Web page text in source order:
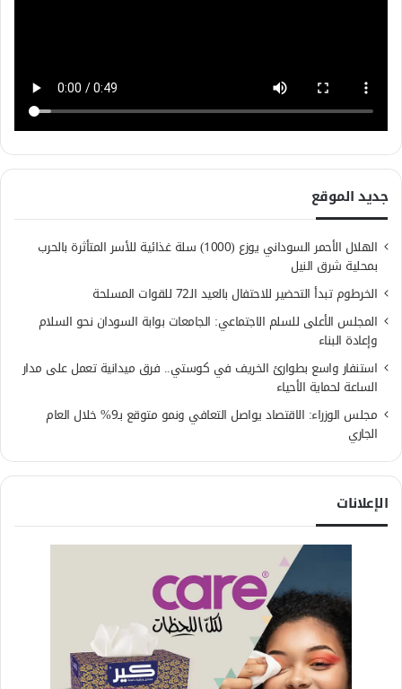
جديد الموقع
الهلال الأحمر السوداني يوزع (1000) سلة غذائية للأسر المتأثرة بالحرب
بمحلية شرق النيل
الخرطوم تبدأ التحضير للاحتفال بالعيد الـ72 للقوات المسلحة
المجلس الأعلى للسلم الاجتماعي: الجامعات بوابة السودان نحو السلام
وإعادة البناء
استنفار واسع بطوارئ الخريف في كوستي.. فرق ميدانية تعمل على مدار
الساعة لحماية الأحياء
مجلس الوزراء: الاقتصاد يواصل التعافي ونمو متوقع بـ9% خلال العام
الجاري
الإعلانات